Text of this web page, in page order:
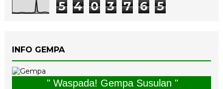
5 4 0 3 7 6 5
INFO GEMPA
" Waspada! Gempa Susulan "